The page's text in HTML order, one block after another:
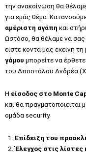
την ανακοίνωση θα
για εμάς θέμα.
αμέριστη αγάπη και
Ωστόσο, θα θέλαμε να
είστε κοντά μας εκείνη τη
γάμου μπορείτε να έρθετε
του Αποστόλου Ανδρέα
Η είσοδος στο Monte
και θα πραγματοποιείται
ομάδα security.
Επίδειξη του
Έλεγχος στις